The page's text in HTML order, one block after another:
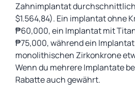
Zahnimplantat
$1.564,84). Ein implantat ohne
₱60,000, ein Implantat mit
₱75,000, während ein
monolithischen Zirkonkrone
Wenn du mehrere Implantate
Rabatte auch gewährt.